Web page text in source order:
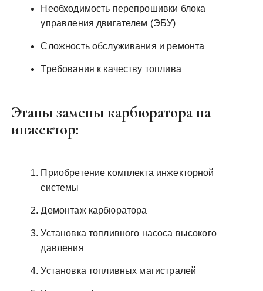
Необходимость перепрошивки блока
управления двигателем (ЭБУ)
Сложность обслуживания и ремонта
Требования к качеству топлива
Этапы замены карбюратора на
инжектор:
Приобретение комплекта инжекторной
системы
Демонтаж карбюратора
Установка топливного насоса высокого
давления
Установка топливных магистралей